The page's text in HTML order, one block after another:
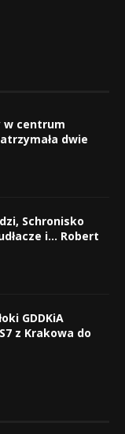
w centrum
dwie
Schronisko
i… Robert
GDDKiA
z Krakowa do